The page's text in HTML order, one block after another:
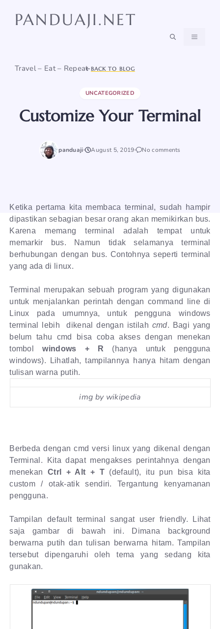
PANDUAJI.NET
Travel – Eat – Repeat
MENU
BACK TO BLOG
UNCATEGORIZED
Customize Your Terminal
panduaji August 5, 2019 No comments
Ketika pertama kita membaca terminal, sudah hampir
dipastikan sebagian besar orang akan memikirkan bus.
Karena memang terminal adalah tempat untuk
memarkir bus. Namun tidak selamanya terminal
berhubungan dengan bus. Contohnya seperti terminal
yang ada di linux.
Terminal merupakan sebuah program yang digunakan
untuk menjalankan perintah dengan command line di
Linux pada umumnya, untuk pengguna windows
terminal lebih dikenal dengan istilah cmd. Bagi yang
belum tahu cmd bisa coba akses dengan menekan
tombolwindows + R (hanya untuk pengguna
windows). Lihatlah, tampilannya hanya hitam dengan
tulisan warna putih.
img by wikipedia
Berbeda dengan cmd versi linux yang dikenal dengan
Terminal. Kita dapat mengakses perintahnya dengan
menekan Ctrl + Alt + T(default), itu pun bisa kita
custom / otak-atik sendiri. Tergantung kenyamanan
pengguna.
Tampilan default terminal sangat user friendly. Lihat
saja gambar di bawah ini. Dimana background
berwarna putih dan tulisan berwarna hitam. Tampilan
tersebut dipengaruhi oleh tema yang sedang kita
gunakan.